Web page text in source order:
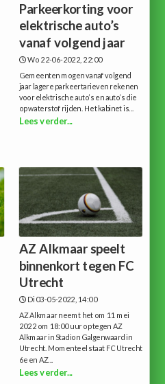
Parkeerkorting voor
elektrische auto’s
vanaf volgend jaar
Wo 22-06-2022, 22:00
Gemeenten mogen vanaf volgend
jaar lagere parkeertarieven rekenen
voor elektrische auto’s en auto’s die
op waterstof rijden. Het kabinet is...
Lees verder...
AZ Alkmaar speelt
binnenkort tegen FC
Utrecht
Di 03-05-2022, 14:00
AZ Alkmaar neemt het om 11 mei
2022 om 18:00 uur op tegen AZ
Alkmaar in Stadion Galgenwaard in
Utrecht. Momenteel staat FC Utrecht
6e en AZ...
Lees verder...